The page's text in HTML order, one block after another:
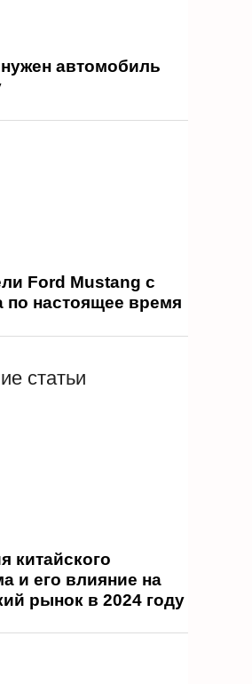
автомобиль
Ford Mustang с
по настоящее время
статьи
китайского
и его влияние на
рынок в 2024 году